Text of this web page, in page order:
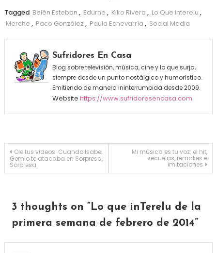
Tagged Belén Esteban , Edurne , Kiko Rivera , Lo Que Interelu ,
Merche , Paco González , Paula Echevarría , Social Media
Sufridores En Casa
Blog sobre televisión, música, cine y lo que surja,
siempre desde un punto nostálgico y humorístico.
Emitiendo de manera ininterrumpida desde 2009.
Website https://www.sufridoresencasa.com
Navegación de entradas
Ole tus videos: Cuando Isabel
Gemio te atacaba en Sorpresa,
Sorpresa
Mi música es tu voz: el hit,
secuelas, remakes e
imitaciones
3 thoughts on “Lo que inTerelu de la
primera semana de febrero de 2014”